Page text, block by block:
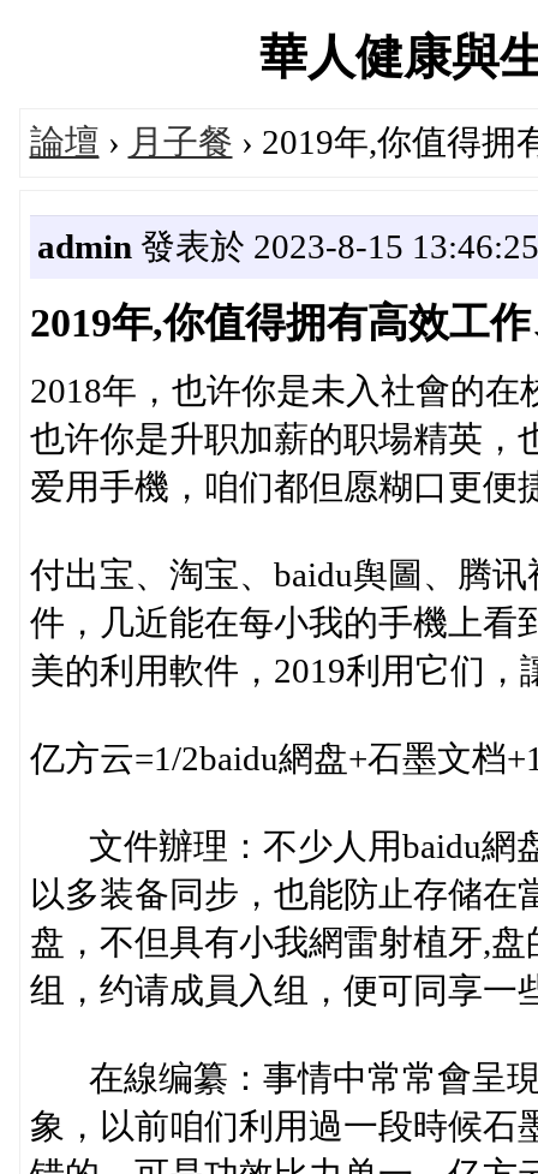
華人健康與
論壇 › 月子餐 › 2019年,你值得
admin 發表於 2023-8-15 13:46:25
2019年,你值得拥有高效工
2018年，也许你是未入社會的
也许你是升职加薪的职場精英
爱用手機，咱们都但愿糊口更便
付出宝、淘宝、baidu舆圖、腾
件，几近能在每小我的手機上看
美的利用軟件，2019利用它们，
亿方云=1/2baidu網盘+石墨文档
文件辦理：不少人用baidu網
以多装备同步，也能防止存储
盘，不但具有小我網雷射植牙,
组，约请成員入组，便可同享一
在線编纂：事情中常常會呈現
象，以前咱们利用過一段時候石